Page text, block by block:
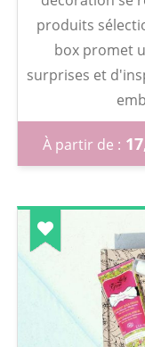
produits
box promet
surprises et